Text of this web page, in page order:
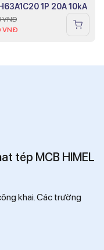
1P 20A 10kA
VNĐ
VNĐ
tép MCB HIMEL
khai.Các trường